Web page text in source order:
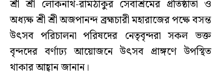
শ্রী শ্রী লোকনাথ-রামঠাকুর সেবাশ্রমের প্রতিষ্ঠাতা ও
অধ্যক্ষ শ্রী শ্রী অজপানন্দ ব্রহ্মচারী মহারাজের পক্ষে বসন্ত
উৎসব পরিচালনা পরিষদের নেতৃবৃন্দরা সকল ভক্ত
বৃন্দদের বর্ণাঢ্য আয়োজনে উৎসব প্রাঙ্গণে উপস্থিত
থাকার আহ্বান জানান।